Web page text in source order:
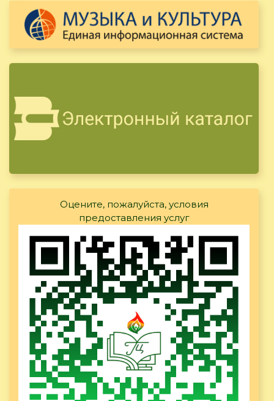
Оцените, пожалуйста, условия
предоставления услуг